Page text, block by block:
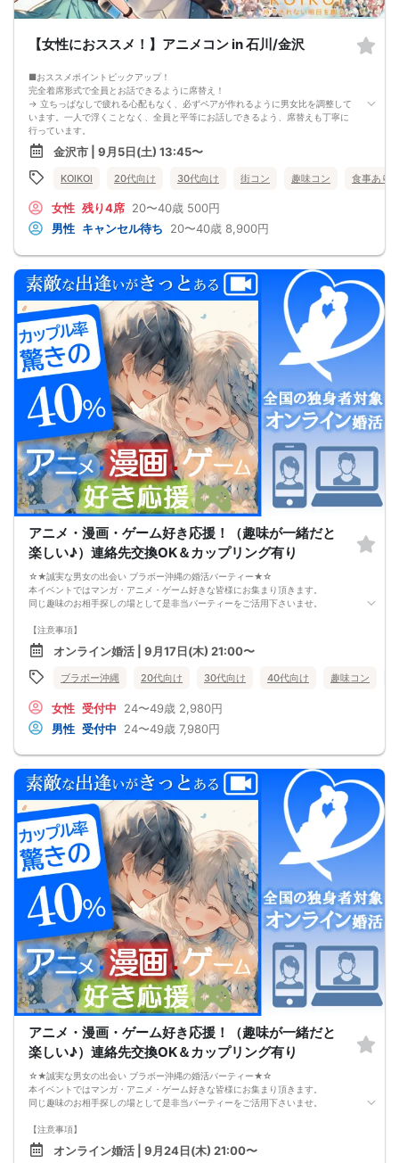
【女性におススメ！】アニメコン in 石川/金沢
■おススメポイントピックアップ！
完全着席形式で全員とお話できるように席替え！
→ 立ちっぱなしで疲れる心配もなく、必ずペアが作れるように男女比を調整して
います。一人で浮くことなく、全員と平等にお話しできるよう、席替えも丁寧に
行っています。
会話を盛り上げるプロフィールシート＆アニメ一覧表！
→ 趣味や好みからスムーズに会話がスタート！「何を話そう…」と悩むことな
く、共通の話題で盛り上がれます。
自然なつながりをサポートするマッチングゲーム開催！
返却されるので安心です。
■最少催行人数
男女2対2
■飲食
4品以上のコース料理＋アルコール含む飲み放題付き！
→ お酒が飲めない方にはソフトドリンクも豊富にご用意しています！
金沢市 | 9月5日(土) 13:45〜
KOIKOI 20代向け 30代向け 街コン 趣味コン 食事あり
女性 残り4席 20〜40歳 500円
男性 キャンセル待ち 20〜40歳 8,900円
アニメ・漫画・ゲーム好き応援！（趣味が一緒だと
楽しい♪）連絡先交換OK＆カップリング有り
☆★誠実な男女の出会い ブラボー沖縄の婚活パーティー★☆
本イベントではマンガ・アニメ・ゲーム好きな皆様にお集まり頂きます。
同じ趣味のお相手探しの場として是非当パーティーをご活用下さいませ。
【注意事項】
・全国各地に募集しております。お相手の居住地はご自身の居住地と異なる場合
がございます。
・本人様確認書類のご提示をお願いしております。免許証やマイナンバーカード
等をご準備下さい。
ご了承下さいませ。
・終了時刻は目安となります。正確な終了時刻はイベント開始時にスタッフより
ご案内いたします。
・最小催行人数 1対1、最大20名（男女比調整のため定員になる前にキャンセル待
ちとなる場合がございます）
・イベント開催時刻１時間前迄に最小催行人数に満たない場合は中止のご連絡を
差し上げます。
オンライン婚活 | 9月17日(木) 21:00〜
ブラボー沖縄 20代向け 30代向け 40代向け 趣味コン
女性 受付中 24〜49歳 2,980円
男性 受付中 24〜49歳 7,980円
アニメ・漫画・ゲーム好き応援！（趣味が一緒だと
楽しい♪）連絡先交換OK＆カップリング有り
☆★誠実な男女の出会い ブラボー沖縄の婚活パーティー★☆
本イベントではマンガ・アニメ・ゲーム好きな皆様にお集まり頂きます。
同じ趣味のお相手探しの場として是非当パーティーをご活用下さいませ。
【注意事項】
・全国各地に募集しております。お相手の居住地はご自身の居住地と異なる場合
がございます。
オンライン婚活 | 9月24日(木) 21:00〜